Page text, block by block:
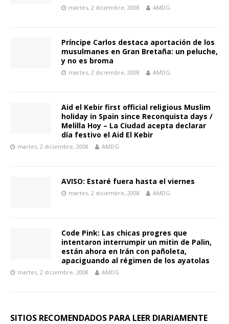
martes, 2 diciembre, 2008 AMDG
Príncipe Carlos destaca aportación de los
musulmanes en Gran Bretaña: un peluche,
y no es broma
martes, 2 diciembre, 2008 AMDG
Aid el Kebir first official religious Muslim
holiday in Spain since Reconquista days /
Melilla Hoy – La Ciudad acepta declarar
día festivo el Aid El Kebir
martes, 2 diciembre, 2008 AMDG
AVISO: Estaré fuera hasta el viernes
martes, 2 diciembre, 2008 AMDG
Code Pink: Las chicas progres que
intentaron interrumpir un mitin de Palin,
están ahora en Irán con pañoleta,
apaciguando al régimen de los ayatolas
martes, 2 diciembre, 2008 AMDG
SITIOS RECOMENDADOS PARA LEER DIARIAMENTE